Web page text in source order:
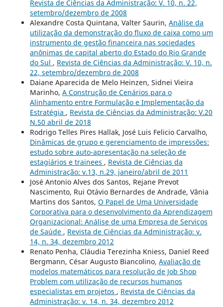
Revista de Ciências da Administração: V. 10, n. 22,
setembro/dezembro de 2008
Alexandre Costa Quintana, Valter Saurin, Análise da
utilização da demonstração do fluxo de caixa como um
instrumento de gestão financeira nas sociedades
anônimas de capital aberto do Estado do Rio Grande
do Sul , Revista de Ciências da Administração: V. 10, n.
22, setembro/dezembro de 2008
Daiane Aparecida de Melo Heinzen, Sidnei Vieira
Marinho, A Construção de Cenários para o
Alinhamento entre Formulação e Implementação da
Estratégia , Revista de Ciências da Administração: V.20
N.50 abril de 2018
Rodrigo Telles Pires Hallak, José Luis Felicio Carvalho,
Dinâmicas de grupo e gerenciamento de impressões:
estudo sobre auto-apresentação na seleção de
estagiários e trainees , Revista de Ciências da
Administração: v.13, n.29, janeiro/abril de 2011
José Antonio Alves dos Santos, Rejane Prevot
Nascimento, Rui Otávio Bernardes de Andrade, Vânia
Martins dos Santos, O Papel de Uma Universidade
Corporativa para o desenvolvimento da Aprendizagem
Organizacional: Análise de uma Empresa de Serviços
de Saúde , Revista de Ciências da Administração: v.
14, n. 34, dezembro 2012
Renato Penha, Cláudia Terezinha Kniess, Daniel Reed
Bergmann, César Augusto Biancolino, Avaliação de
modelos matemáticos para resolução de Job Shop
Problem com utilização de recursos humanos
especialistas em projetos , Revista de Ciências da
Administração: v. 14, n. 34, dezembro 2012